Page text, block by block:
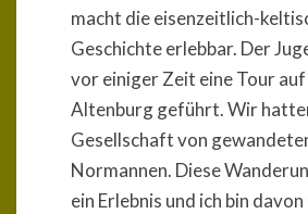
macht die eisenzeitlich-
Geschichte erlebbar. Der
vor einiger Zeit eine Tour
Altenburg geführt. Wir
Gesellschaft von
Normannen. Diese
ein Erlebnis und ich bin